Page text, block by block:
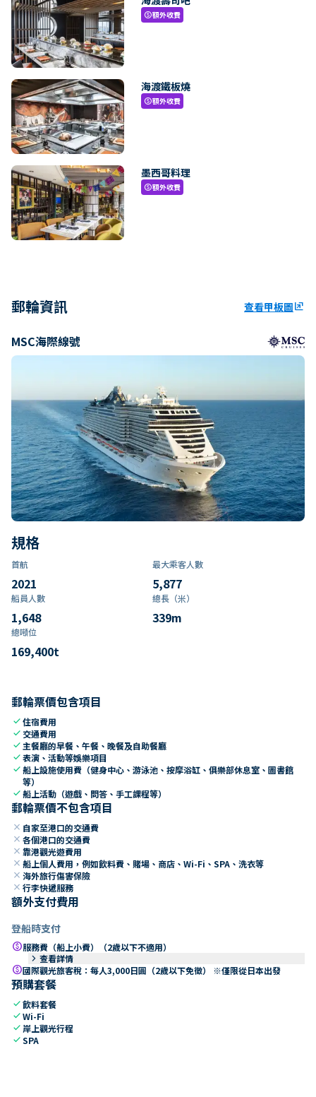
paid額外收費
海渡鐵板燒
paid額外收費
墨西哥料理
paid額外收費
郵輪資訊 查看甲板圖ungroup
MSC海際線號
規格
首航
2021
最大乘客人數
5,877
船員人數
1,648
總長（米）
339m
總噸位
169,400t
郵輪票價包含項目
check住宿費用
check 交通費用
check 主餐廳的早餐、午餐、晚餐及自助餐廳
check表演、活動等娛樂項目
check船上設施使用費（健身中心、游泳池、按摩浴缸、俱樂部休息室、圖書館
等）
check船上活動（遊戲、問答、手工課程等）
郵輪票價不包含項目
close 自家至港口的交通費
close 各個港口的交通費
close 靠港觀光遊費用
close 船上個人費用，例如飲料費、賭場、商店、Wi-Fi、SPA、洗衣等
close 海外旅行傷害保險
close 行李快遞服務
額外支付費用
登船時支付
paid服務費（船上小費）（2歲以下不適用）
keyboard_arrow_right 查看詳情
paid國際觀光旅客稅：每人3,000日圓（2歲以下免徵） ※僅限從日本出發
預購套餐
check飲料套餐
checkWi-Fi
check 岸上觀光行程
checkSPA